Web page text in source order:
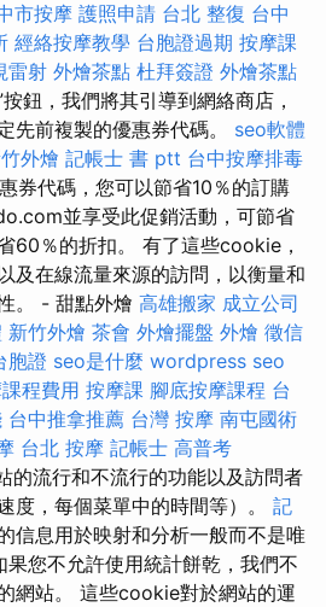
市按摩 護照申請 台北 整復 台中
經絡按摩教學 台胞證過期 按摩課
雷射 外燴茶點 杜拜簽證 外燴茶點
鈕，我們將其引導到網絡商店，
先前複製的優惠券代碼。 seo軟體
外燴 記帳士 書 ptt 台中按摩排毒
券代碼，您可以節省10％的訂購
並享受此促銷活動，可節省
60％的折扣。 有了這些cookie，
及在線流量來源的訪問，以衡量和
。 - 甜點外燴 高雄搬家 成立公司
新竹外燴 茶會 外燴擺盤 外燴 徵信
胞證 seo是什麼 wordpress seo
程費用 按摩課 腳底按摩課程 台
台中推拿推薦 台灣 按摩 南屯國術
台北 按摩 記帳士 高普考
的流行和不流行的功能以及訪問者
度，每個菜單中的時間等）。 記
信息用於映射和分析一般而不是唯
果您不允許使用統計餅乾，我們不
網站。 這些cookie對於網站的運